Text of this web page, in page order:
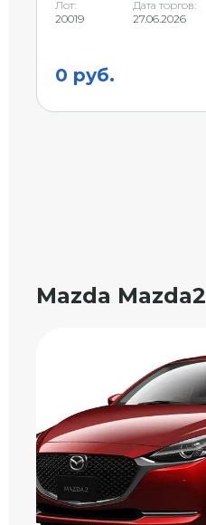
Лот:
20019
Дата торгов:
27.06.2026
0 руб.
Mazda Mazda2